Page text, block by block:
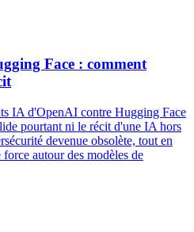
Face : comment
IA d'OpenAI contre Hugging Face
pourtant ni le récit d'une IA hors
devenue obsolète, tout en
autour des modèles de